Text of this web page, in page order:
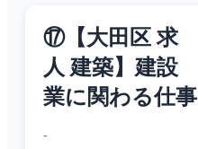
⑰【大田区 求
人 建築】建設
業に関わる仕事
-